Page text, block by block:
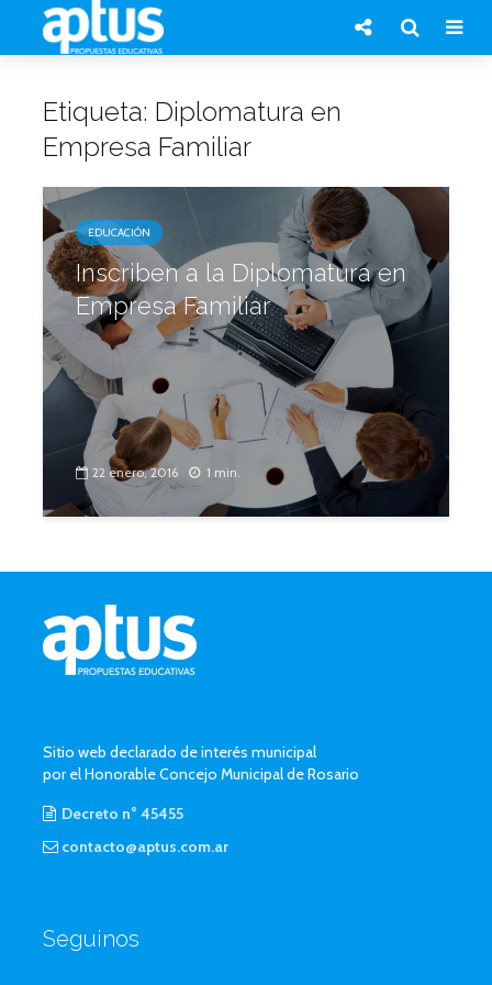
Etiqueta: Diplomatura en
Empresa Familiar
EDUCACIÓN
Inscriben a la Diplomatura en
Empresa Familiar
22 enero, 2016 1 min.
Sitio web declarado de interés municipal
por el Honorable Concejo Municipal de Rosario
Decreto n° 45455
contacto@aptus.com.ar
Seguinos